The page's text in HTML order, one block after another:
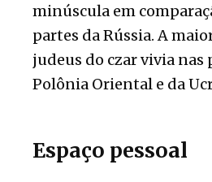
minúscula em
partes da Rússia. A
judeus do czar vivia nas
Polônia Oriental e da
Espaço pessoal